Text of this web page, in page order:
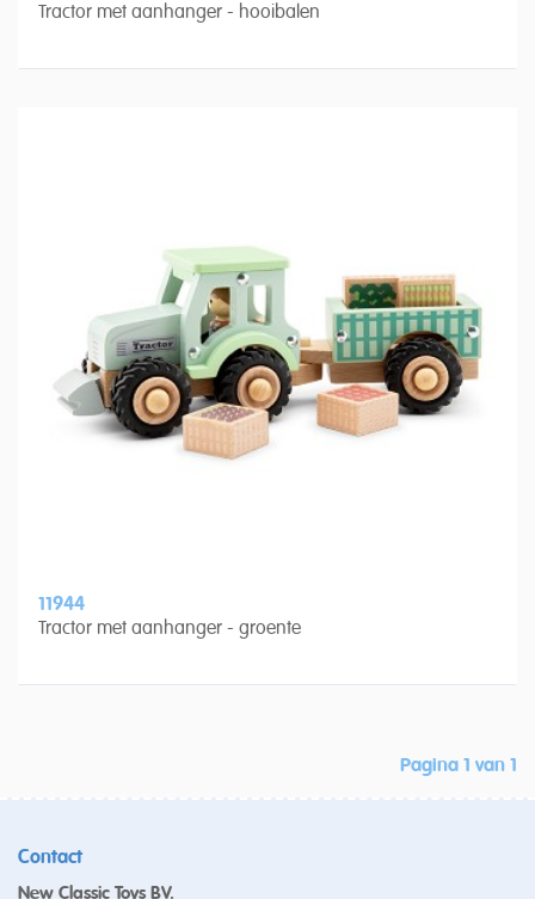
Tractor met aanhanger - hooibalen
11944
Tractor met aanhanger - groente
Pagina 1 van 1
Contact
New Classic Toys BV.